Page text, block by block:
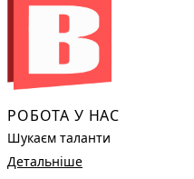
РОБОТА У НАС
Шукаєм таланти
Детальніше